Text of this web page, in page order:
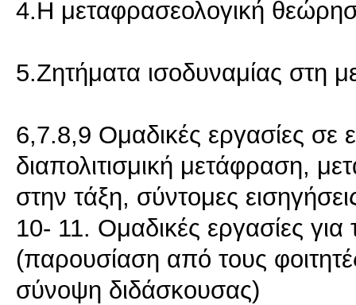
4.Η μεταφρασεολογική
5.Ζητήματα ισοδυναμίας στη
6,7.8,9 Ομαδικές εργασίες σε
διαπολιτισμική μετάφραση,
στην τάξη, σύντομες
10- 11. Ομαδικές εργασίες
(παρουσίαση από τους
σύνοψη διδάσκουσας)